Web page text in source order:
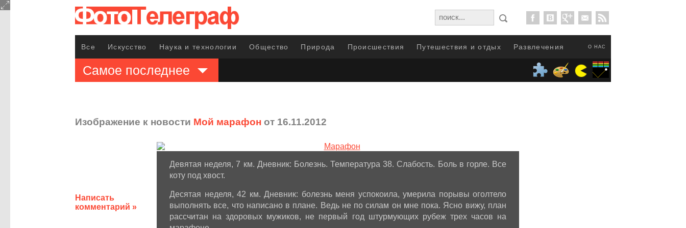
О НАС
Все Искусство Наука и технологии Общество Природа Происшествия Путешествия и отдых Развлечения
Самое последнее
Изображение к новости Мой марафон от 16.11.2012
Написать
комментарий »
Девятая неделя, 7 км. Дневник: Болезнь. Температура 38. Слабость. Боль в горле. Все
коту под хвост.
Десятая неделя, 42 км. Дневник: болезнь меня успокоила, умерила порывы оголтело
выполнять все, что написано в плане. Ведь не по силам он мне пока. Ясно вижу, план
рассчитан на здоровых мужиков, не первый год штурмующих рубеж трех часов на